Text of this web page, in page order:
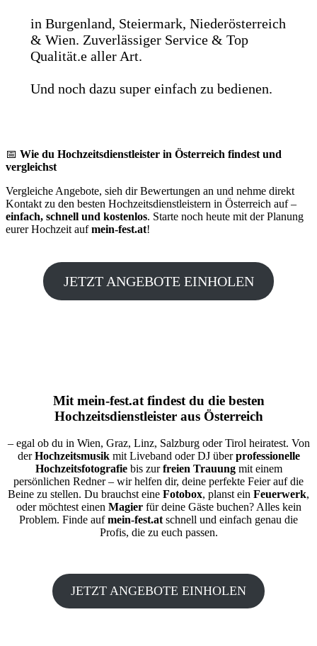
in Burgenland, Steiermark, Niederösterreich
& Wien. Zuverlässiger Service & Top
Qualität.e aller Art.
Und noch dazu super einfach zu bedienen.
📅 Wie du Hochzeitsdienstleister in Österreich findest und
vergleichst
Vergleiche Angebote, sieh dir Bewertungen an und nehme direkt
Kontakt zu den besten Hochzeitsdienstleistern in Österreich auf –
einfach, schnell und kostenlos. Starte noch heute mit der Planung
eurer Hochzeit aufmein-fest.at!
JETZT ANGEBOTE EINHOLEN
Mit mein-fest.atfindest du die besten
Hochzeitsdienstleister aus Österreich
– egal ob du in Wien, Graz, Linz, Salzburg oder Tirol heiratest. Von
derHochzeitsmusikmit Liveband oder DJ überprofessionelle
Hochzeitsfotografiebis zurfreien Trauungmit einem
persönlichen Redner – wir helfen dir, deine perfekte Feier auf die
Beine zu stellen. Du brauchst eine Fotobox, planst ein Feuerwerk,
oder möchtest einen Magierfür deine Gäste buchen? Alles kein
Problem. Finde aufmein-fest.atschnell und einfach genau die
Profis, die zu euch passen.
JETZT ANGEBOTE EINHOLEN